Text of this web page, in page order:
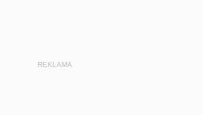
1959REKLAMA